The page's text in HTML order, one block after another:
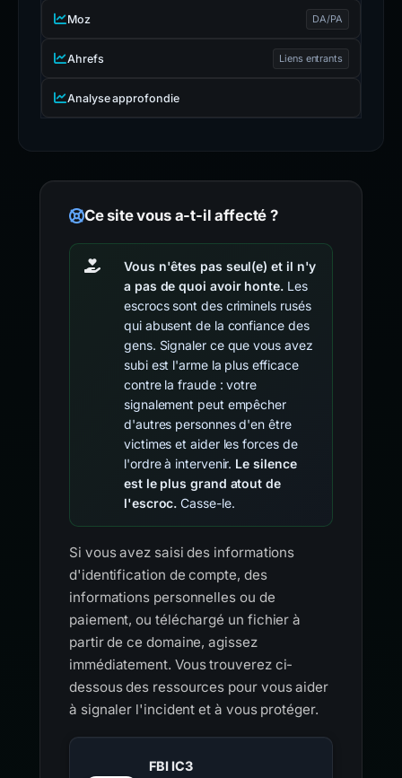
Moz DA/PA
Ahrefs Liens entrants
Analyse approfondie
Ce site vous a-t-il affecté ?
Vous n'êtes pas seul(e) et il n'y
a pas de quoi avoir honte.Les
escrocs sont des criminels rusés
qui abusent de la confiance des
gens. Signaler ce que vous avez
subi est l'arme la plus efficace
contre la fraude : votre
signalement peut empêcher
d'autres personnes d'en être
victimes et aider les forces de
l'ordre à intervenir. Le silence
est le plus grand atout de
l'escroc. Casse-le.
Si vous avez saisi des informations
d'identification de compte, des
informations personnelles ou de
paiement, ou téléchargé un fichier à
partir de ce domaine, agissez
immédiatement. Vous trouverez ci-
dessous des ressources pour vous aider
à signaler l'incident et à vous protéger.
FBI IC3